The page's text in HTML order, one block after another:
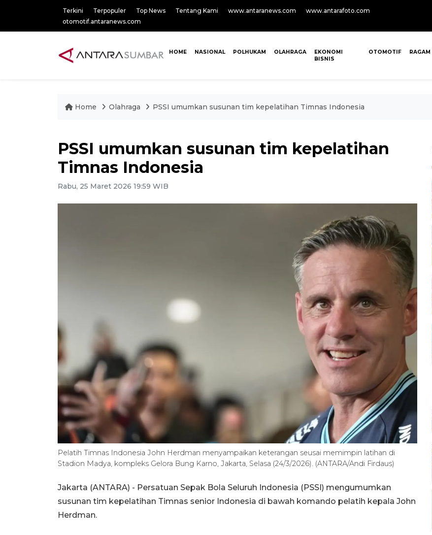
Terkini Terpopuler Top News Tentang Kami www.antaranews.com
www.antarafoto.com
otomotif.antaranews.com
HOME NASIONAL POLHUKAM OLAHRAGA
EKONOMI
BISNIS
OTOMOTIF RAGAM
Home Olahraga PSSI umumkan susunan tim kepelatihan Timnas Indonesia
PSSI umumkan susunan tim kepelatihan
Timnas Indonesia
Rabu, 25 Maret 2026 19:59 WIB
Pelatih Timnas Indonesia John Herdman menyampaikan keterangan seusai memimpin latihan di
Stadion Madya, kompleks Gelora Bung Karno, Jakarta, Selasa (24/3/2026). (ANTARA/Andi Firdaus)
Jakarta (ANTARA) - Persatuan Sepak Bola Seluruh Indonesia (PSSI) mengumumkan
susunan tim kepelatihan Timnas senior Indonesia di bawah komando pelatih kepala John
Herdman.